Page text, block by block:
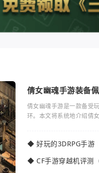
倩女幽魂手游装备
倩女幽魂手游是一款备受
环。本文将系统地介绍倩
◆ 好玩的3DRPG手游
◆ CF手游穿越机评测